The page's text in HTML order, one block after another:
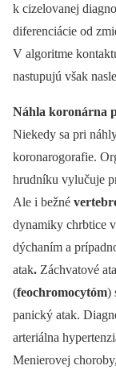
k cizelovanej
diferenciácie od
V algoritme
nastupujú však
Náhla koronárna
Niekedy sa pri
koronarogorafie.
hrudníku vylučuje
Ale i bežné
dynamiky chrbtice
dýchaním a
atak. Záchvatové
(feochromocytóm)
panický atak.
arteriálna
Menierovej